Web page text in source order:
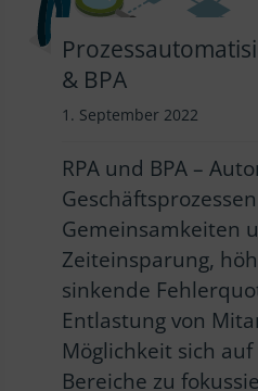
& BPA
1. September 2022
RPA und BPA –
Gemeinsamkeiten
Zeiteinsparung,
sinkende
Entlastung von
Möglichkeit sich
Bereiche zu